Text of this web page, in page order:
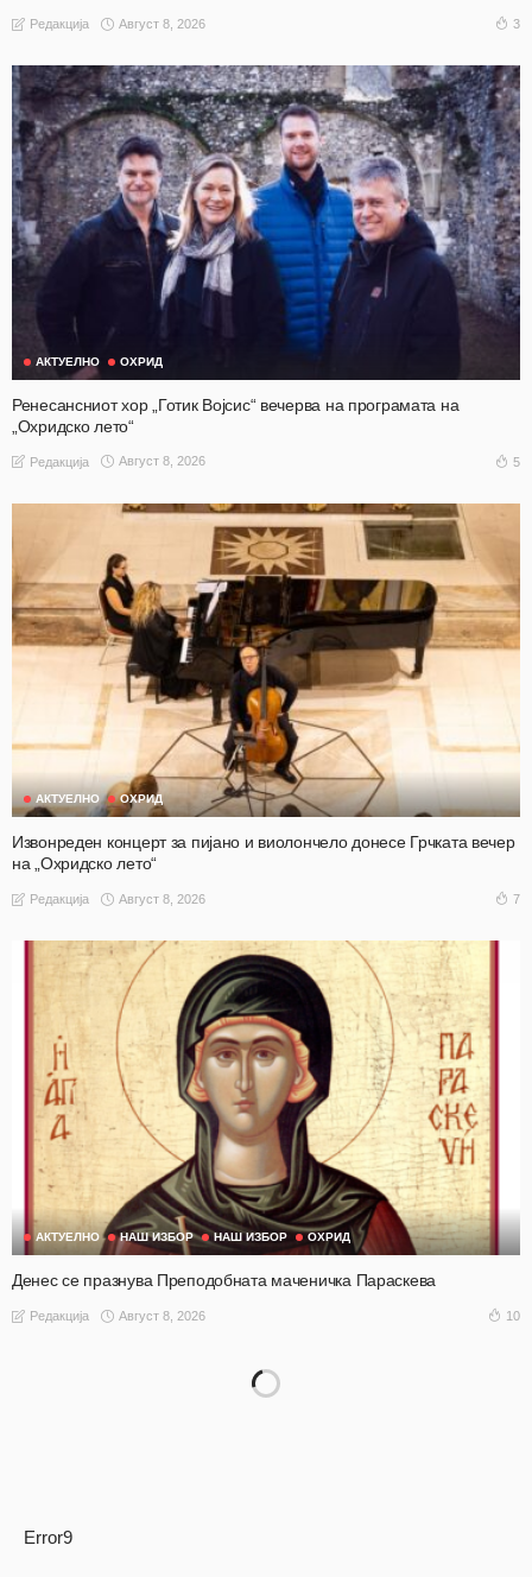
Редакција Август 8, 2026 3
АКТУЕЛНО ОХРИД
Ренесансниот хор „Готик Војсис“ вечерва на програмата на
„Охридско лето“
Редакција Август 8, 2026 5
АКТУЕЛНО ОХРИД
Извонреден концерт за пијано и виолончело донесе Грчката вечер
на „Охридско лето“
Редакција Август 8, 2026 7
АКТУЕЛНО НАШ ИЗБОР НАШ ИЗБОР ОХРИД
Денес се празнува Преподобната маченичка Параскева
Редакција Август 8, 2026 10
Error9